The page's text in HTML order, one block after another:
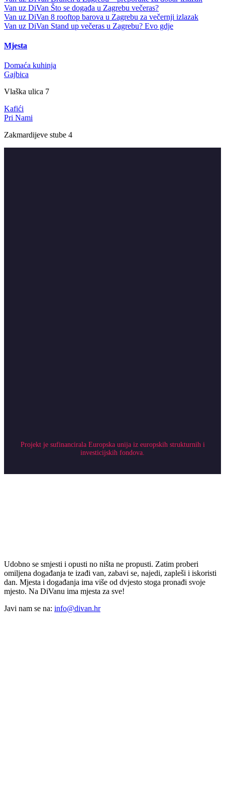
Van uz DiVan Što se događa u Zagrebu večeras?
Van uz DiVan 8 rooftop barova u Zagrebu za večernji izlazak
Van uz DiVan Stand up večeras u Zagrebu? Evo gdje
Mjesta
Domaća kuhinja
Gajbica
Vlaška ulica 7
Kafići
Pri Nami
Zakmardijeve stube 4
Projekt je sufinancirala Europska unija iz europskih strukturnih i
investicijskih fondova.
Udobno se smjesti i opusti no ništa ne propusti. Zatim proberi
omiljena događanja te izađi van, zabavi se, najedi, zapleši i iskoristi
dan. Mjesta i događanja ima više od dvjesto stoga pronađi svoje
mjesto. Na DiVanu ima mjesta za sve!
Javi nam se na: info@divan.hr